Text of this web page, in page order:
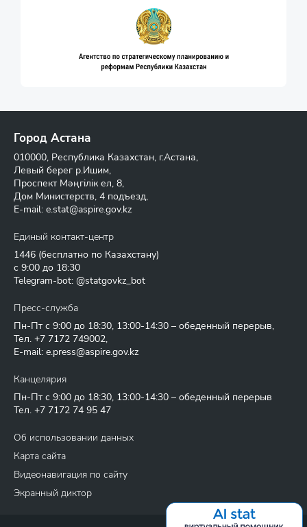
Город Астана
010000, Республика Казахстан, г.Астана,
Левый берег р.Ишим,
Проспект Мәңгілік ел, 8,
Дом Министерств, 4 подъезд,
E-mail: e.stat@aspire.gov.kz
Единый контакт-центр
1446 (бесплатно по Казахстану)
с 9:00 до 18:30
Telegram-bot: @statgovkz_bot
Пресс-служба
Пн-Пт с 9:00 до 18:30, 13:00-14:30 – обеденный перерыв,
Тел. +7 7172 749002,
E-mail: e.press@aspire.gov.kz
Канцелярия
Пн-Пт с 9:00 до 18:30, 13:00-14:30 – обеденный перерыв
Тел. +7 7172 74 95 47
Об использовании данных
Карта сайта
Видеонавигация по сайту
Экранный диктор